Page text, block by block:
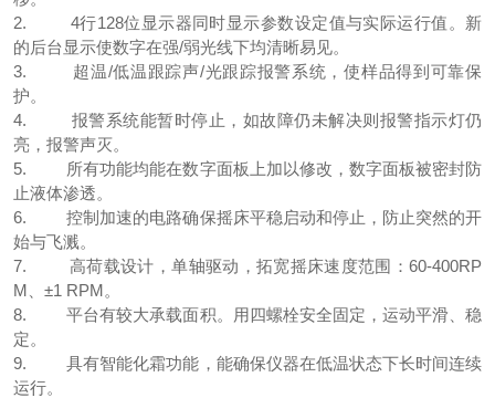
2. 4行128位显示器同时显示参数设定值与实际运行值。新
的后台显示使数字在强/弱光线下均清晰易见。
3. 超温/低温跟踪声/光跟踪报警系统，使样品得到可靠保
护。
4. 报警系统能暂时停止，如故障仍未解决则报警指示灯仍
亮，报警声灭。
5. 所有功能均能在数字面板上加以修改，数字面板被密封防
止液体渗透。
6. 控制加速的电路确保摇床平稳启动和停止，防止突然的开
始与飞溅。
7. 高荷载设计，单轴驱动，拓宽摇床速度范围：60-400RP
M、±1 RPM。
8. 平台有较大承载面积。用四螺栓安全固定，运动平滑、稳
定。
9. 具有智能化霜功能，能确保仪器在低温状态下长时间连续
运行。